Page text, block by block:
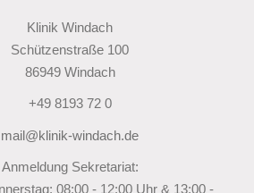
Klinik Windach
Schützenstraße 100
86949 Windach
+49 8193 72 0
mail@klinik-windach.de
Anmeldung Sekretariat:
08:00 - 12:00 Uhr & 13:00 -